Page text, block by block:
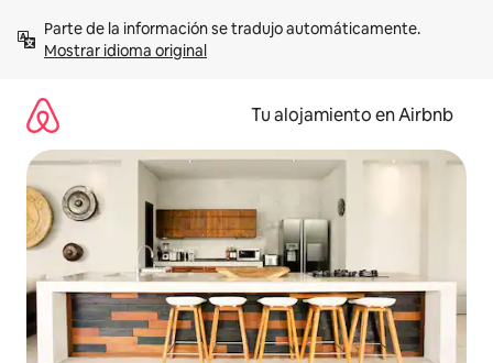
contenidoMostrar idioma original
Tu alojamiento en Airbnb